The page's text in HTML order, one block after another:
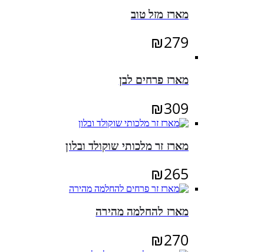
היה:
מארז מזל טוב
₪279
מארז פרחים לבן
₪309
מארז זר מלכותי שוקולד ובלון
₪265
מארז להחלמה מהירה
₪270